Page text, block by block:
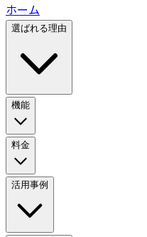
ホーム
選ばれる理由
機能
料金
活用事例